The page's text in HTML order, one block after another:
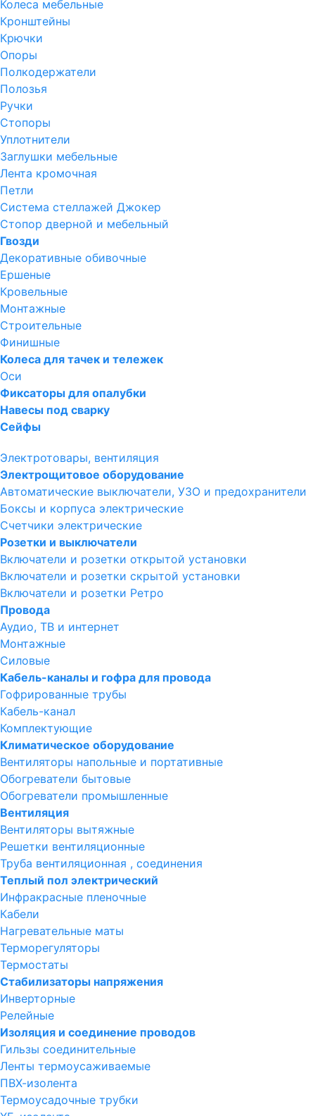
Колеса мебельные
Кронштейны
Крючки
Опоры
Полкодержатели
Полозья
Ручки
Стопоры
Уплотнители
Заглушки мебельные
Лента кромочная
Петли
Система стеллажей Джокер
Стопор дверной и мебельный
Гвозди
Декоративные обивочные
Ершеные
Кровельные
Монтажные
Строительные
Финишные
Колеса для тачек и тележек
Оси
Фиксаторы для опалубки
Навесы под сварку
Сейфы
Электротовары, вентиляция
Электрощитовое оборудование
Автоматические выключатели, УЗО и предохранители
Боксы и корпуса электрические
Счетчики электрические
Розетки и выключатели
Включатели и розетки открытой установки
Включатели и розетки скрытой установки
Включатели и розетки Ретро
Провода
Аудио, ТВ и интернет
Монтажные
Силовые
Кабель-каналы и гофра для провода
Гофрированные трубы
Кабель-канал
Комплектующие
Климатическое оборудование
Вентиляторы напольные и портативные
Обогреватели бытовые
Обогреватели промышленные
Вентиляция
Вентиляторы вытяжные
Решетки вентиляционные
Труба вентиляционная , соединения
Теплый пол электрический
Инфракрасные пленочные
Кабели
Нагревательные маты
Терморегуляторы
Термостаты
Стабилизаторы напряжения
Инверторные
Релейные
Изоляция и соединение проводов
Гильзы соединительные
Ленты термоусаживаемые
ПВХ-изолента
Термоусадочные трубки